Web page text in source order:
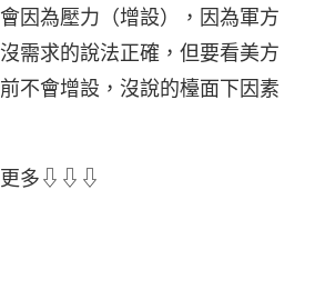
因為壓力（增設），因為軍方
需求的說法正確，但要看美方
不會增設，沒說的檯面下因素
更多⇩⇩⇩